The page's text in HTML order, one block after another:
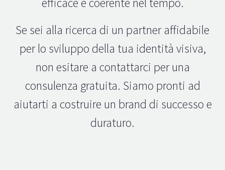
Se sei alla ricerca di un partner affidabile
per lo sviluppo della tua identità visiva,
non esitare a contattarci per una
consulenza gratuita. Siamo pronti ad
aiutarti a costruire un brand di successo e
duraturo.